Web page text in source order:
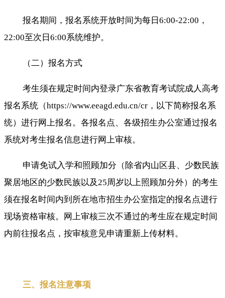
报名期间，报名系统开放时间为每日6:00-22:00，
22:00至次日6:00系统维护。
（二）报名方式
考生须在规定时间内登录广东省教育考试院成人高考
报名系统（https://www.eeagd.edu.cn/cr，以下简称报名系
统）进行网上报名。各报名点、各级招生办公室通过报名
系统对考生报名信息进行网上审核。
申请免试入学和照顾加分（除省内山区县、少数民族
聚居地区的少数民族以及25周岁以上照顾加分外）的考生
须在报名时间内到所在地市招生办公室指定的报名点进行
现场资格审核。网上审核三次不通过的考生应在规定时间
内前往报名点，按审核意见申请重新上传材料。
三、报名注意事项